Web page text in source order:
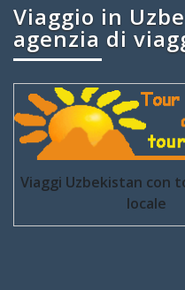
Viaggio in
agenzia di
Viaggi Uzbekistan con
locale